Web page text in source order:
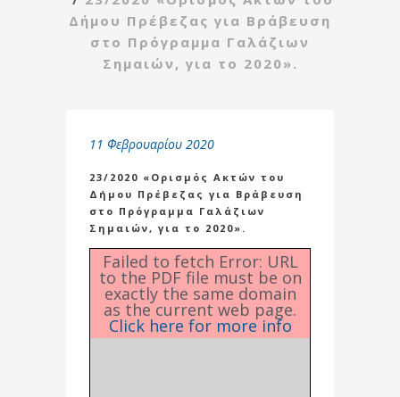
Δήμου Πρέβεζας για Βράβευση
στο Πρόγραμμα Γαλάζιων
Σημαιών, για το 2020».
11 Φεβρουαρίου 2020
23/2020 «Ορισμός Ακτών του
Δήμου Πρέβεζας για Βράβευση
στο Πρόγραμμα Γαλάζιων
Σημαιών, για το 2020».
Failed to fetch Error: URL
to the PDF file must be on
exactly the same domain
as the current web page.
Click here for more info